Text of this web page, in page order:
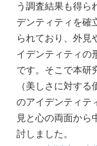
う調査結果も得ら
デンティティを確
られており、外見
イデンティティの
です。そこで本研
（美しさに対する
のアイデンティテ
見と心の両面から
討しました。